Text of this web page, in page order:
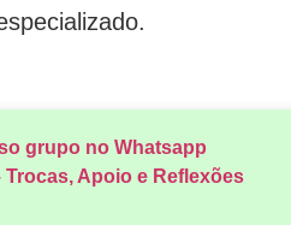
grupo no Whatsapp
Apoio e Reflexões